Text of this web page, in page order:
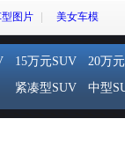
图片 美女车模
15万元SUV
20万
紧凑型SUV 中型